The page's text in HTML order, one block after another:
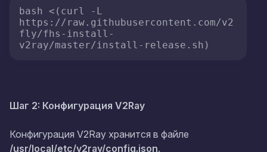
bash <(curl -L
https://raw.githubusercontent.com/v2
fly/fhs-install-
v2ray/master/install-release.sh)
Шаг 2: Конфигурация V2Ray
Конфигурация V2Ray хранится в файле
/usr/local/etc/v2ray/config.json.